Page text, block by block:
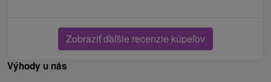
Zobraziť ďaľšie recenzie kúpeľov
Výhody u nás